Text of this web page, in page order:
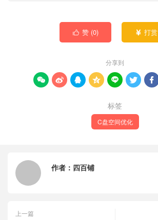
 赞 (0)  打赏
分享到
      
标签
C盘空间优化
作者： 四百铺
上一篇